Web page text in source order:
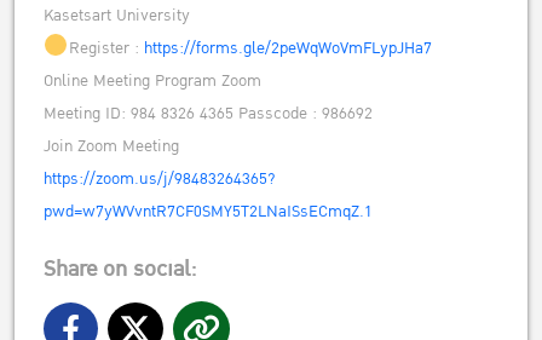
Kasetsart University
Register : https://forms.gle/2peWqWoVmFLypJHa7
Online Meeting Program Zoom
Meeting ID: 984 8326 4365 Passcode : 986692
Join Zoom Meeting
https://zoom.us/j/98483264365?
pwd=w7yWVvntR7CF0SMY5T2LNaISsECmqZ.1
Share on social: